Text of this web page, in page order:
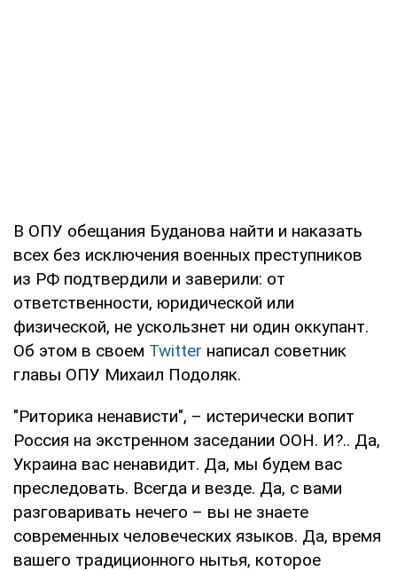
В ОПУ обещания Буданова найти и наказать
всех без исключения военных преступников
из РФ подтвердили и заверили: от
ответственности, юридической или
физической, не ускользнет ни один оккупант.
Об этом в своем Twitter написал советник
главы ОПУ Михаил Подоляк.
"Риторика ненависти", – истерически вопит
Россия на экстренном заседании ООН. И?.. Да,
Украина вас ненавидит. Да, мы будем вас
преследовать. Всегда и везде. Да, с вами
разговаривать нечего – вы не знаете
современных человеческих языков. Да, время
вашего традиционного нытья, которое